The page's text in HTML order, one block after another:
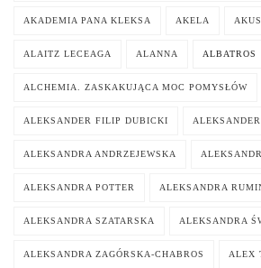
AKADEMIA PANA KLEKSA AKELA
ALAITZ LECEAGA ALANNA ALBATROS
ALCHEMIA. ZASKAKUJĄCA MOC POMYSŁÓW
ALEKSANDER FILIP DUBICKI
ALEKSANDRA ANDRZEJEWSKA
ALEKSANDRA POTTER ALEKSANDRA
ALEKSANDRA SZATARSKA ALEKSANDRA
ALEKSANDRA ZAGÓRSKA-CHABROS ALEX